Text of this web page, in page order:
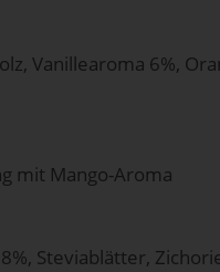
Vanillearoma 6%,
mit Mango-Aroma
Steviablätter,